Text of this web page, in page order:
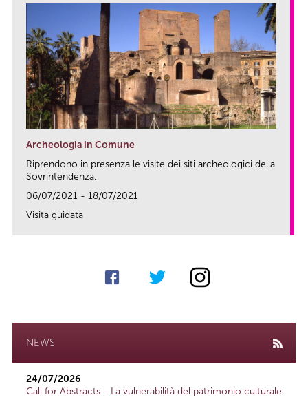
Archeologia in Comune
Riprendono in presenza le visite dei siti archeologici della
Sovrintendenza.
06/07/2021 - 18/07/2021
Visita guidata
NEWS
24/07/2026
Call for Abstracts - La vulnerabilità del patrimonio culturale